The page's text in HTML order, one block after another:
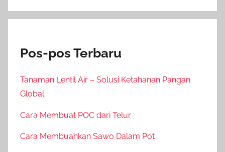
Pos-pos Terbaru
Tanaman Lentil Air – Solusi Ketahanan Pangan
Global
Cara Membuat POC dari Telur
Cara Membuahkan Sawo Dalam Pot